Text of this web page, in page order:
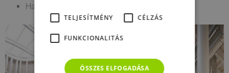
Hajókon való használata jóváhagyott
TELJESÍTMÉNY CÉLZÁS
FUNKCIONALITÁS
ÖSSZES ELFOGADÁSA